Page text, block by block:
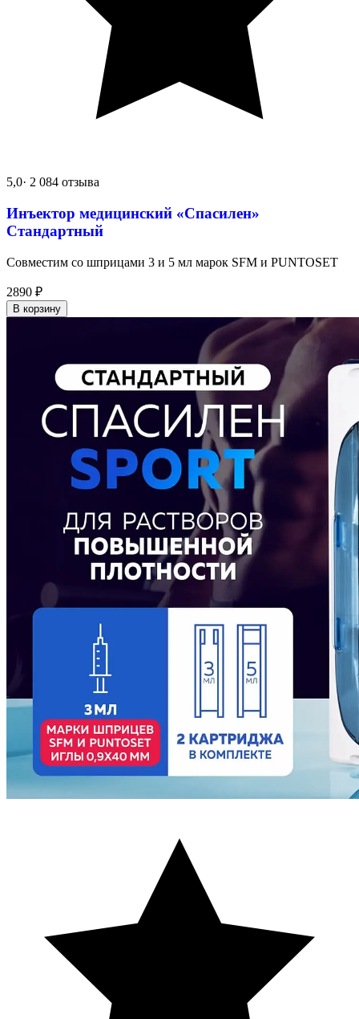
5,0· 2 084 отзыва
Инъектор медицинский «Спасилен»
Стандартный
Совместим со шприцами 3 и 5 мл марок SFM и PUNTOSET
2890 ₽
В корзину